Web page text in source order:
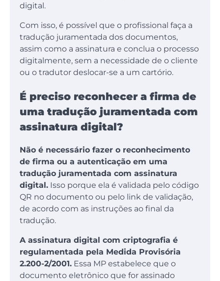
digital.
Com isso, é possível que o profissional faça a
tradução juramentada dos documentos,
assim como a assinatura e conclua o processo
digitalmente, sem a necessidade de o cliente
ou o tradutor deslocar-se a um cartório.
É preciso reconhecer a firma de
uma tradução juramentada com
assinatura digital?
Não é necessário fazer o reconhecimento
de firma ou a autenticação em uma
tradução juramentada com assinatura
digital. Isso porque ela é validada pelo código
QR no documento ou pelo link de validação,
de acordo com as instruções ao final da
tradução.
A assinatura digital com criptografia é
regulamentada pela Medida Provisória
2.200-2/2001. Essa MP estabelece que o
documento eletrônico que for assinado